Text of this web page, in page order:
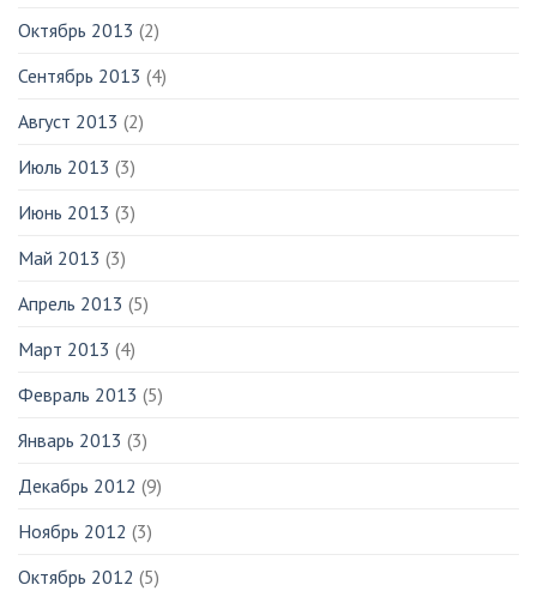
Октябрь 2013 (2)
Сентябрь 2013 (4)
Август 2013 (2)
Июль 2013 (3)
Июнь 2013 (3)
Май 2013 (3)
Апрель 2013 (5)
Март 2013 (4)
Февраль 2013 (5)
Январь 2013 (3)
Декабрь 2012 (9)
Ноябрь 2012 (3)
Октябрь 2012 (5)